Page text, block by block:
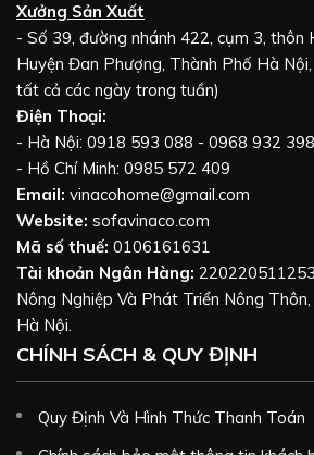
Xưởng Sản Xuất
- Số 39, đường nhánh 422, cụm 3, thôn
Huyện Đan Phượng, Thành Phố Hà
tất cả các ngày trong tuần)
Điện Thoại:
- Hà Nội: 0918 593 088 - 0968 932 398
- Hồ Chí Minh: 0985 572 409
Email: vinacohome@gmail.com
Website: sofavinaco.com
Mã số thuế: 0106161631
Tài khoản Ngân Hàng:
Nông Nghiệp Và Phát Triển Nông
Hà Nội.
CHÍNH SÁCH & QUY ĐỊNH
Quy Định Và Hình Thức Thanh Toán